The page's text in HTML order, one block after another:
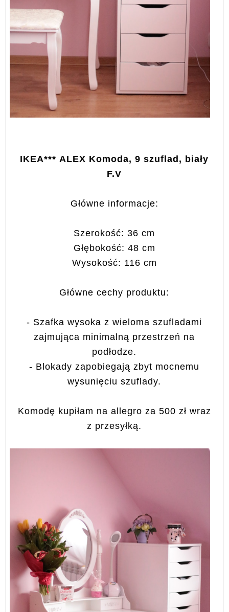
IKEA***ALEX Komoda, 9 szuflad, biały
F.V
Główne informacje:
Szerokość: 36 cm
Głębokość: 48 cm
Wysokość: 116 cm
Główne cechy produktu:
- Szafka wysoka z wieloma szufladami
zajmująca minimalną przestrzeń na
podłodze.
- Blokady zapobiegają zbyt mocnemu
wysunięciu szuflady.
Komodę kupiłam na allegro za 500 zł wraz
z przesyłką.